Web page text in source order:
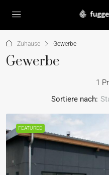
Zuhause Gewerbe
Gewerbe
1
Sortiere nach:
FEATURED